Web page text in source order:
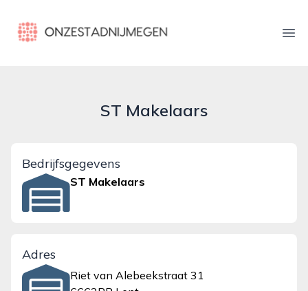
onzestadnijmegen.nl
ST Makelaars
Bedrijfsgegevens
ST Makelaars
Adres
Riet van Alebeekstraat 31